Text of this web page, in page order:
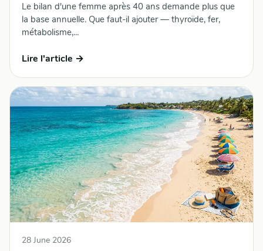
Le bilan d'une femme après 40 ans demande plus que
la base annuelle. Que faut-il ajouter — thyroïde, fer,
métabolisme,...
Lire l'article →
28 June 2026